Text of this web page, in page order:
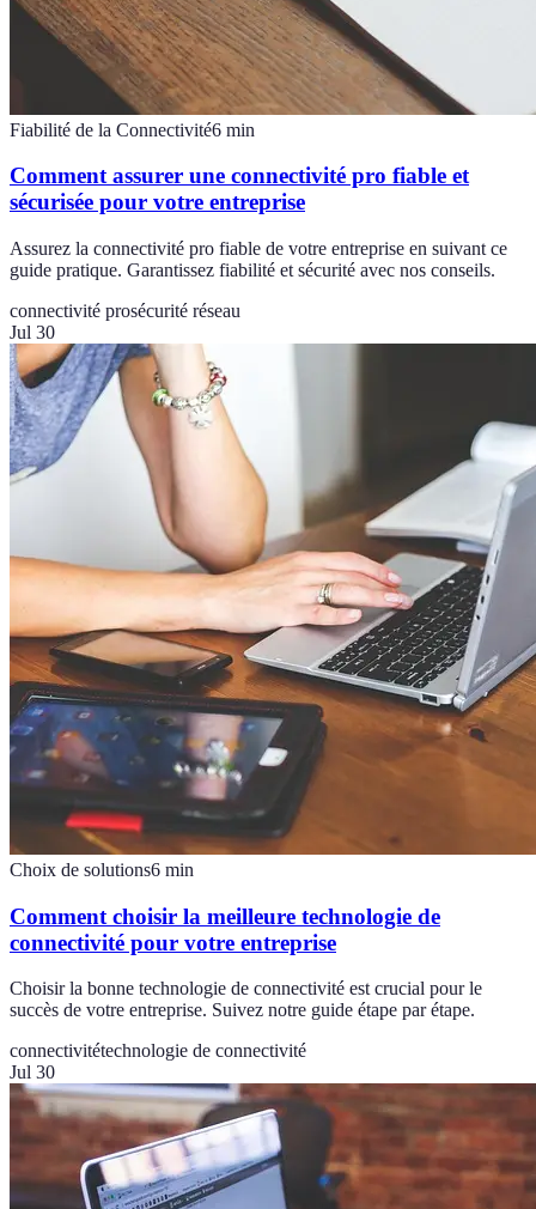
Fiabilité de la Connectivité6 min
Comment assurer une connectivité pro fiable et
sécurisée pour votre entreprise
Assurez la connectivité pro fiable de votre entreprise en suivant ce
guide pratique. Garantissez fiabilité et sécurité avec nos conseils.
connectivité prosécurité réseau
Jul 30
Choix de solutions6 min
Comment choisir la meilleure technologie de
connectivité pour votre entreprise
Choisir la bonne technologie de connectivité est crucial pour le
succès de votre entreprise. Suivez notre guide étape par étape.
connectivitétechnologie de connectivité
Jul 30